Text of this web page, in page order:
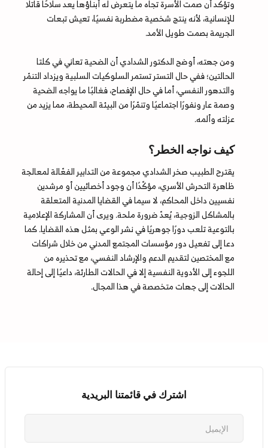
وتؤكد أن صمت الأسرة تجاه ما يتعرض له أبناؤها يعد سلاحًا قاتلًا
للإنسانية، لأنه ينتج شخصية مضطربة نفسيًا، تعيش تبعات
الجريمة بصمت طويل الأمد.
ومن جهته، أوضح الدكتور الشدادي أن الضحية تعاني في كلتا
الحالتين؛ ففي حال التستر تستمر السلوكيات السلبية ويزداد التنمّر
والتدهور النفسي، أما في حال الإفصاح، فغالبًا ما يواجه الضحية
وصمة عار ونفورًا اجتماعيًا وتنمّرًا من البيئة المحيطة، مما يزيد من
عزلته وألمه.
كيف نواجه الخطر؟
يقترح الطبيب صخر الشدادي مجموعة من التدابير الفعّالة لمعالجة
ظاهرة التحرش الأسري، مؤكّدًا أن وجود أخصائيين أو مرشدين
نفسيين داخل المحاكم، لا سيما في القضايا المدنية المتعلقة
بالمشاكل الزوجية، يُعدّ ضرورة ملحة. ويرى أن المشاركة الإعلامية
بالتوعية تلعب دورًا جوهريًا في نشر الوعي بمثل هذه القضايا. كما
دعا إلى تفعيل دور مؤسسات المجتمع المدني من خلال شراكات
مع المختصين لتقديم الدعم والإرشاد النفسي، مع تحذيره من
اللجوء إلى الأدوية النفسية إلا في الحالات الطارئة، داعيًا إلى إحالة
الحالات إلى جهات متخصصة في هذا المجال.
اشترك في قائمتنا البريدية